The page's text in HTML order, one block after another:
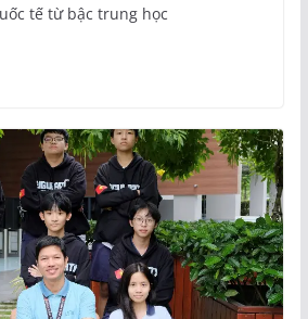
tế từ bậc trung học